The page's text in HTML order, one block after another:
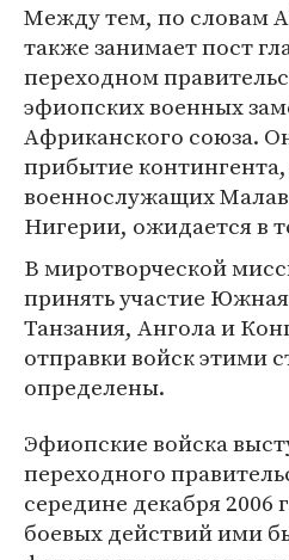
Между тем, по словам
также занимает пост
переходном
эфиопских военных
Африканского союза.
прибытие
военнослужащих
Нигерии, ожидается в
В миротворческой
принять участие
Танзания, Ангола и
отправки войск этими
определены.
Эфиопские войска
переходного
середине декабря 2006
боевых действий ими